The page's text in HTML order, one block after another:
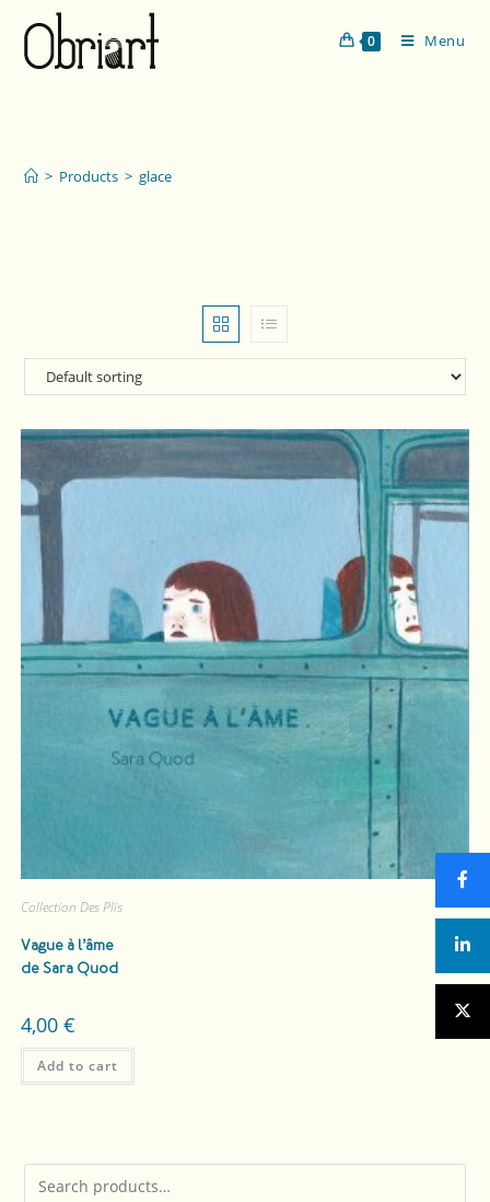
0 Menu
> Products > glace
Collection Des Plis
Vague à l’âme
de Sara Quod
4,00 €
Add to cart